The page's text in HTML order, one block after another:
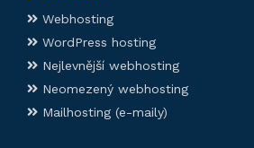
Webhosting
WordPress hosting
Nejlevnější webhosting
Neomezený webhosting
Mailhosting (e-maily)